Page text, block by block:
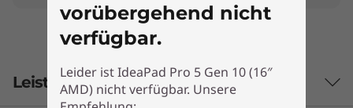
Leistungsmerkmale
vorübergehend nicht
verfügbar.
Leider ist IdeaPad Pro 5 Gen 10 (16″
AMD) nicht verfügbar. Unsere